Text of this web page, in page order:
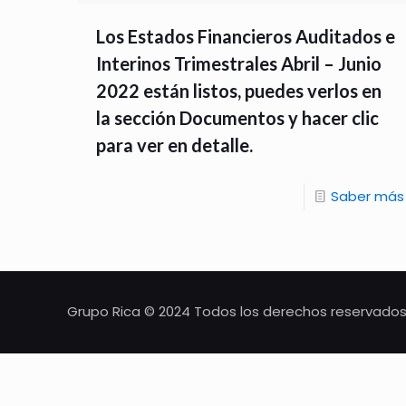
Los Estados Financieros Auditados e
Interinos Trimestrales Abril – Junio
2022 están listos, puedes verlos en
la sección Documentos y hacer clic
para ver en detalle.
Saber más
Grupo Rica © 2024 Todos los derechos